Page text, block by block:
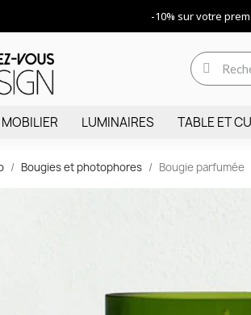
-10% sur votre
MOBILIER LUMINAIRES TABLE ET
Bougies et photophores Bougie parfumée